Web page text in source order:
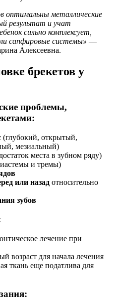
оптимальны металлические
результат и учат
сильно комплексует,
сапфировые системы» —
Алексеевна.
брекетов у
проблемы,
(глубокий, открытый,
мезиальный)
места в зубном ряду)
и тремы)
или назад относительно
зубов
лечение при
возраст для начала лечения
ткань еще податлива для